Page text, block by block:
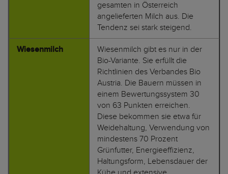
gesamten in Österreich
angelieferten Milch aus. Die
Tendenz sei stark steigend.
Wiesenmilch
Wiesenmilch gibt es nur in der
Bio-Variante. Sie erfüllt die
Richtlinien des Verbandes Bio
Austria. Die Bauern müssen in
einem Bewertungssystem 30
von 63 Punkten erreichen.
Diese bekommen sie etwa für
Weidehaltung, Verwendung von
mindestens 70 Prozent
Grünfutter, Energieeffizienz,
Haltungsform, Lebensdauer der